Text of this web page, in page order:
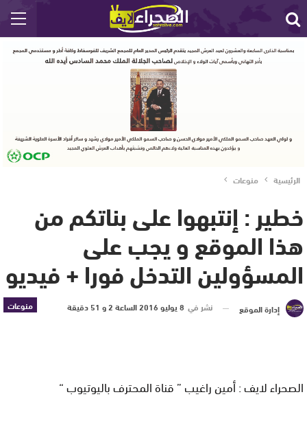
الرئيسية منوعات
خطير : إنتبهوا على بناتكم من
هذا الموقع و يجب على
المسؤولين التدخل فورا + فيديو
منوعات إدارة الموقع نشر في 8 يوليو 2016 الساعة 2 و 51 دقيقة
الصحراء لايف : أمين راغيب ” قناة المحترف باليوتيوب “